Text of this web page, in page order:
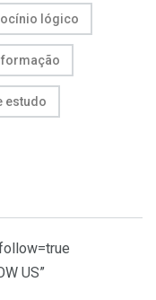
lógico
estudo
US”